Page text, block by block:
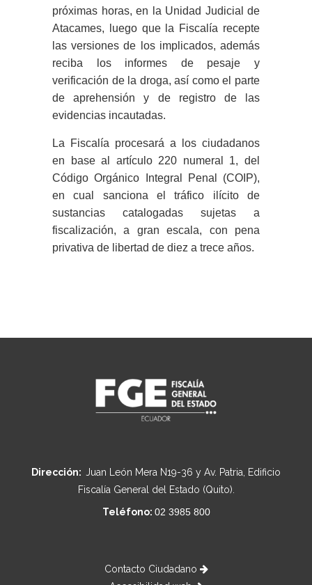
próximas horas, en la Unidad Judicial de
Atacames, luego que la Fiscalía recepte
las versiones de los implicados, además
reciba los informes de pesaje y
verificación de la droga, así como el parte
de aprehensión y de registro de las
evidencias incautadas.
La Fiscalía procesará a los ciudadanos
en base al artículo 220 numeral 1, del
Código Orgánico Integral Penal (COIP),
en cual sanciona el tráfico ilícito de
sustancias catalogadas sujetas a
fiscalización, a gran escala, con pena
privativa de libertad de diez a trece años.
Dirección: Juan León Mera N19-36 y Av. Patria, Edificio
Fiscalía General del Estado (Quito).
Teléfono: 02 3985 800
Contacto Ciudadano